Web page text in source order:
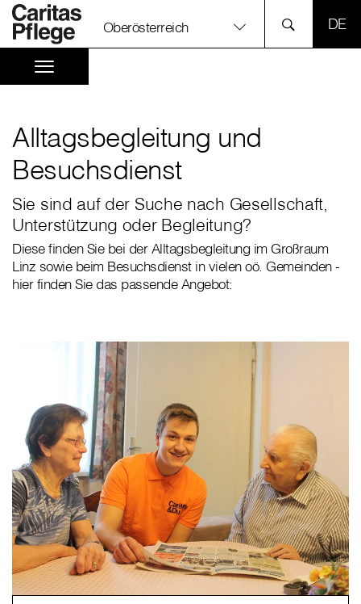
Oberösterreich
Alltagsbegleitung und
Besuchsdienst
Sie sind auf der Suche nach Gesellschaft,
Unterstützung oder Begleitung?
Diese finden Sie bei der Alltagsbegleitung im Großraum
Linz sowie beim Besuchsdienst in vielen oö. Gemeinden -
hier finden Sie das passende Angebot: